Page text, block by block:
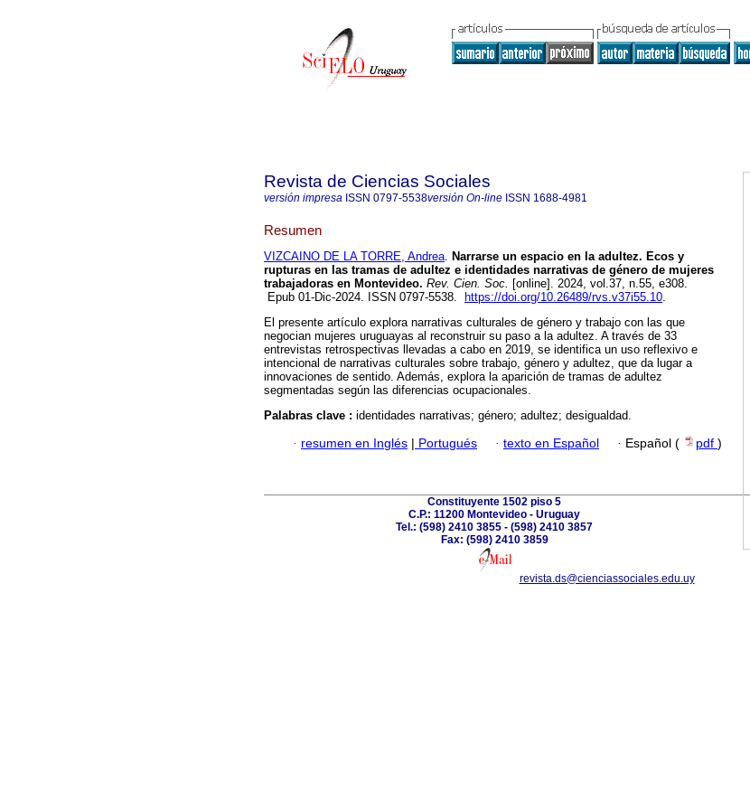
Revista de Ciencias Sociales
versión impresa ISSN 0797-5538versión On-line ISSN 1688-4981
Resumen
VIZCAINO DE LA TORRE, Andrea. Narrarse un espacio en la adultez. Ecos y
rupturas en las tramas de adultez e identidades narrativas de género de mujeres
trabajadoras en Montevideo. Rev. Cien. Soc. [online]. 2024, vol.37, n.55, e308.
Epub 01-Dic-2024. ISSN 0797-5538.
https://doi.org/10.26489/rvs.v37i55.10.
El presente artículo explora narrativas culturales de género y trabajo con las que
negocian mujeres uruguayas al reconstruir su paso a la adultez. A través de 33
entrevistas retrospectivas llevadas a cabo en 2019, se identifica un uso reflexivo e
intencional de narrativas culturales sobre trabajo, género y adultez, que da lugar a
innovaciones de sentido. Además, explora la aparición de tramas de adultez
segmentadas según las diferencias ocupacionales.
Palabras clave : identidades narrativas; género; adultez; desigualdad.
· resumen en Inglés | Portugués · texto en Español · Español ( pdf )
Constituyente 1502 piso 5
C.P.: 11200 Montevideo - Uruguay
Tel.: (598) 2410 3855 - (598) 2410 3857
Fax: (598) 2410 3859
revista.ds@cienciassociales.edu.uy